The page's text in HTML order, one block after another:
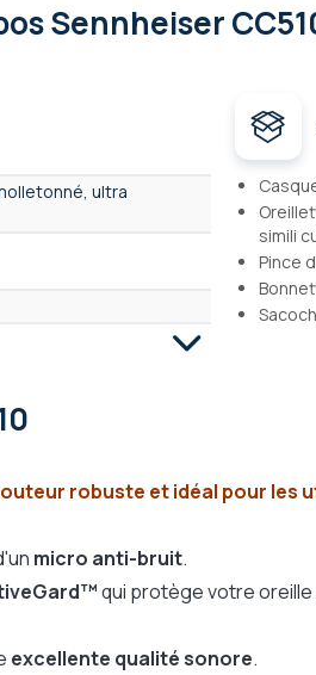
Sennheiser
ultra
simili
Pince
robuste et idéal pour les
micro anti-bruit.
qui protège votre
excellente qualité sonore.